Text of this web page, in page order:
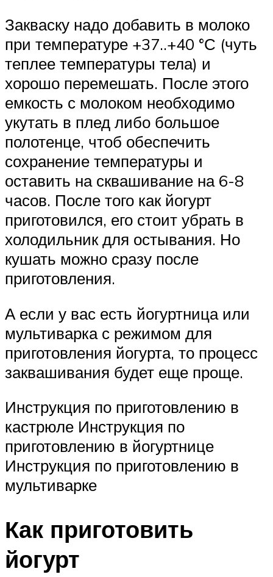
Закваску надо добавить в молоко
при температуре +37..+40 °С (чуть
теплее температуры тела) и
хорошо перемешать. После этого
емкость с молоком необходимо
укутать в плед либо большое
полотенце, чтоб обеспечить
сохранение температуры и
оставить на сквашивание на 6-8
часов. После того как йогурт
приготовился, его стоит убрать в
холодильник для остывания. Но
кушать можно сразу после
приготовления.
А если у вас есть йогуртница или
мультиварка с режимом для
приготовления йогурта, то процесс
заквашивания будет еще проще.
Инструкция по приготовлению в
кастрюле Инструкция по
приготовлению в йогуртнице
Инструкция по приготовлению в
мультиварке
Как приготовить
йогурт